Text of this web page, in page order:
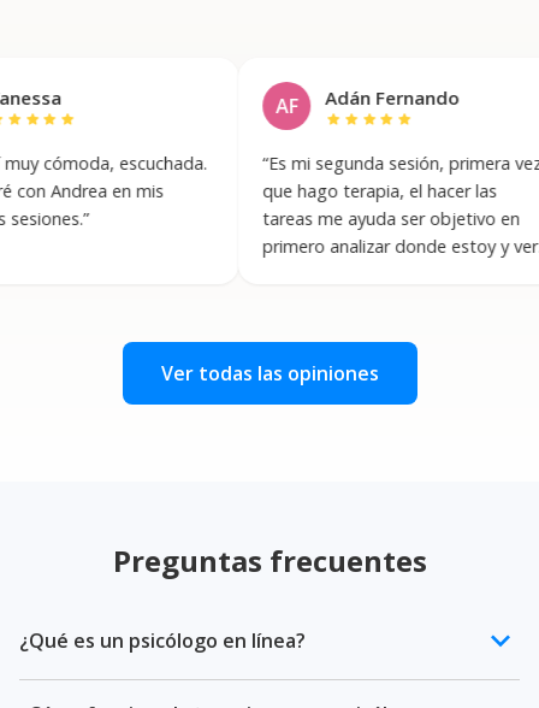
escuchada.
en mis
Adán Fernando
star starstarstar
“Es mi segunda sesión, primera vez
que hago terapia, el hacer las
tareas me ayuda ser objetivo en
primero analizar donde estoy y ver
“
Ver todas las opiniones
Preguntas frecuentes
¿Qué es un psicólogo en línea? keyboard_arrow_down